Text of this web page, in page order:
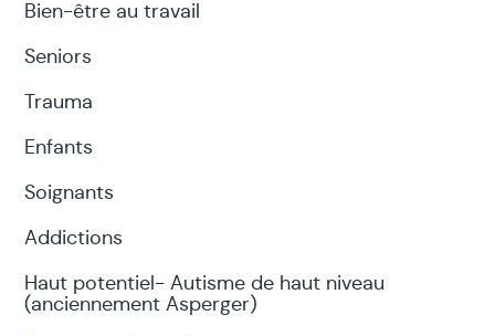
Bien-être au travail
Seniors
Trauma
Enfants
Soignants
Addictions
Haut potentiel- Autisme de haut niveau
(anciennement Asperger)